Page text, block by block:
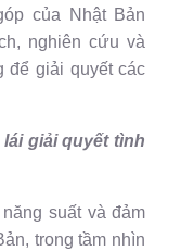
của Nhật Bản
nghiên cứu và
để giải quyết các
giải quyết tình
suất và đảm
trong tầm nhìn